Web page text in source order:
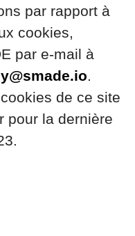
par rapport à
cookies,
par e-mail à
.
de ce site
pour la dernière